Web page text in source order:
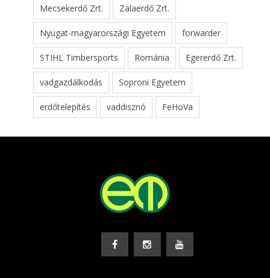
Mecsekerdő Zrt. Zalaerdő Zrt.
Nyugat-magyarországi Egyetem forwarder
STIHL Timbersports Románia Egererdő Zrt.
vadgazdálkodás Soproni Egyetem
erdőtelepítés vaddisznó FeHoVa